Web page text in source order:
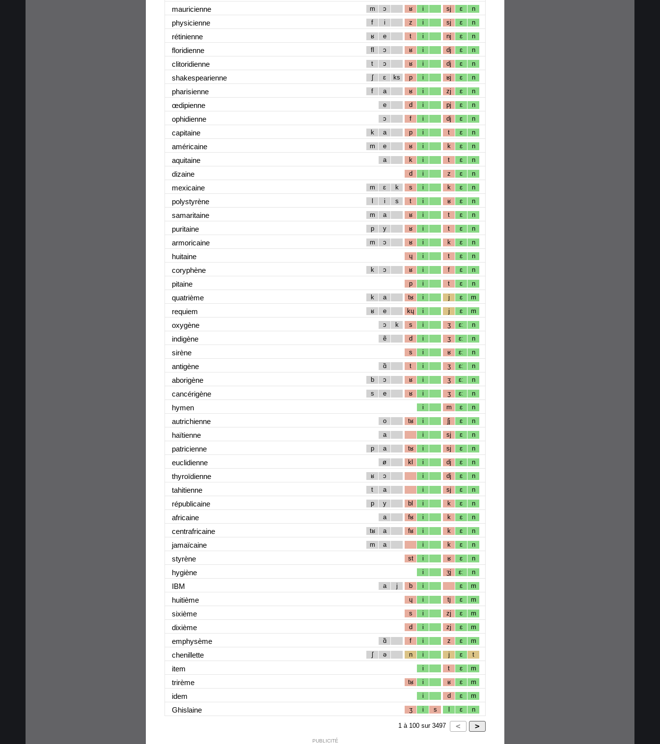
mauricienne m ɔ ʁ i sj ɛ n
physicienne f i z i sj ɛ n
rétinienne ʁ e t i nj ɛ n
floridienne fl ɔ ʁ i dj ɛ n
clitoridienne t ɔ ʁ i dj ɛ n
shakespearienne ʃ ɛ ks p i ʁj ɛ n
pharisienne f a ʁ i zj ɛ n
œdipienne e d i pj ɛ n
ophidienne ɔ f i dj ɛ n
capitaine k a p i t ɛ n
américaine m e ʁ i k ɛ n
aquitaine a k i t ɛ n
dizaine d i z ɛ n
mexicaine m ɛ k s i k ɛ n
polystyrène l i s t i ʁ ɛ n
samaritaine m a ʁ i t ɛ n
puritaine p y ʁ i t ɛ n
armoricaine m ɔ ʁ i k ɛ n
huitaine ɥ i t ɛ n
coryphène k ɔ ʁ i f ɛ n
pitaine p i t ɛ n
quatrième k a tʁ i j ɛ m
requiem ʁ e kɥ i j ɛ m
oxygène ɔ k s i ʒ ɛː n
indigène ẽ d i ʒ ɛː n
sirène s i ʁ ɛː n
antigène ɑ̃ t i ʒ ɛː n
aborigène b ɔ ʁ i ʒ ɛː n
cancérigène s e ʁ i ʒ ɛː n
hymen i m ɛ n
autrichienne o tʁ i ʃj ɛ n
haïtienne a i sj ɛ n
patricienne p a tʁ i sj ɛ n
euclidienne ø kl i dj ɛ n
thyroïdienne ʁ ɔ i dj ɛ n
tahitienne t a i sj ɛ n
républicaine p y bl i k ɛ n
africaine a fʁ i k ɛ n
centrafricaine tʁ a fʁ i k ɛ n
jamaïcaine m a i k ɛ n
styrène st i ʁ ɛ n
hygiène i ʒj ɛː n
IBM a j b i ɛ m
huitième ɥ i tj ɛ m
sixième s i zj ɛ m
dixième d i zj ɛ m
emphysème ɑ̃ f i z ɛ m
chenillette ʃ ə n i j ɛ t
item i t ɛ m
trirème tʁ i ʁ ɛ m
idem i d ɛ m
Ghislaine ʒ i s l ɛ n
1 à 100 sur 3497
PUBLICITÉ